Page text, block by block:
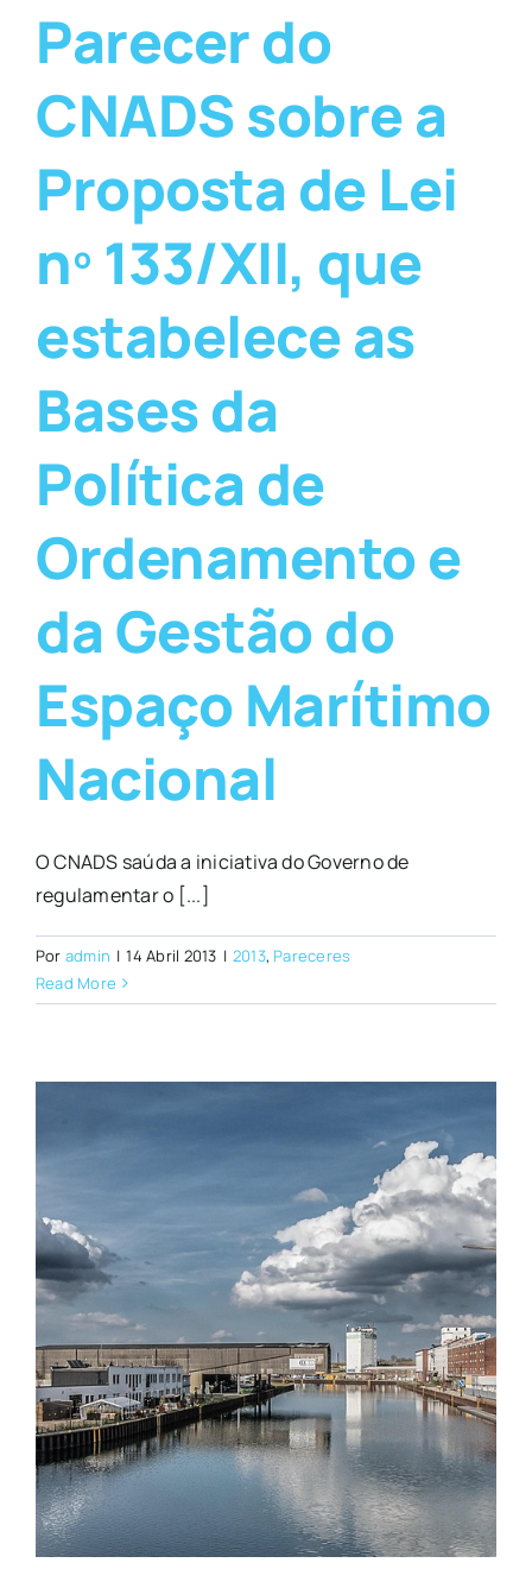
Parecer do
CNADS sobre a
Proposta de Lei
nº 133/XII, que
estabelece as
Bases da
Política de
Ordenamento e
da Gestão do
Espaço Marítimo
Nacional
O CNADS saúda a iniciativa do Governo de
regulamentar o [...]
Por admin | 14 Abril 2013 | 2013, Pareceres
Read More